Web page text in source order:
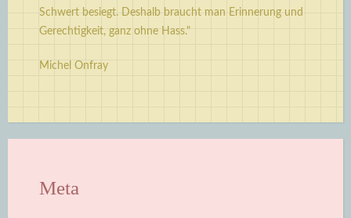
Schwert besiegt. Deshalb braucht man Erinnerung und
Gerechtigkeit, ganz ohne Hass."
Michel Onfray
Meta